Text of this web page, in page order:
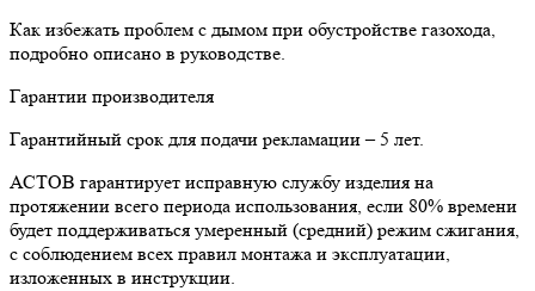
Как избежать проблем с дымом при обустройстве газохода,
подробно описано в руководстве.
Гарантии производителя
Гарантийный срок для подачи рекламации – 5 лет.
АСТОВ гарантирует исправную службу изделия на
протяжении всего периода использования, если 80% времени
будет поддерживаться умеренный (средний) режим сжигания,
с соблюдением всех правил монтажа и эксплуатации,
изложенных в инструкции.